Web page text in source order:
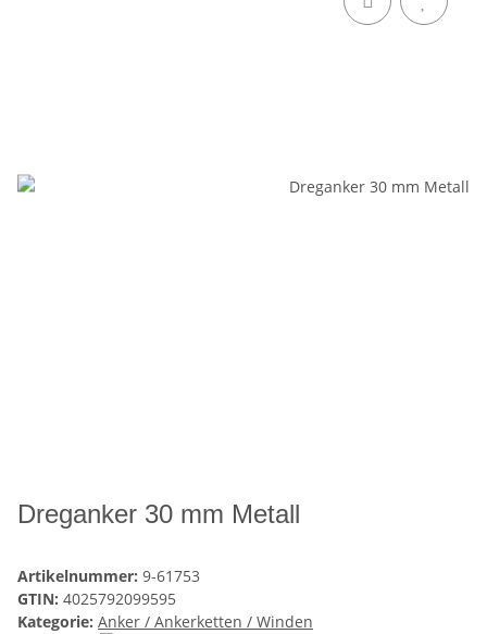
Dreganker 30 mm Metall
Artikelnummer: 9-61753
GTIN: 4025792099595
Kategorie: Anker / Ankerketten / Winden